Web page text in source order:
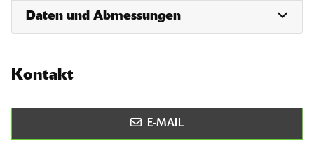
Daten und Abmessungen
Kontakt
E-MAIL